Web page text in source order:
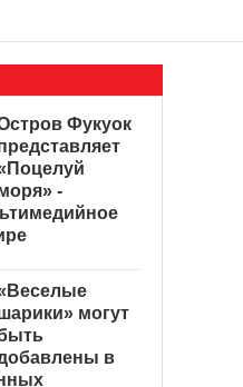
Фукуок
-
могут
в